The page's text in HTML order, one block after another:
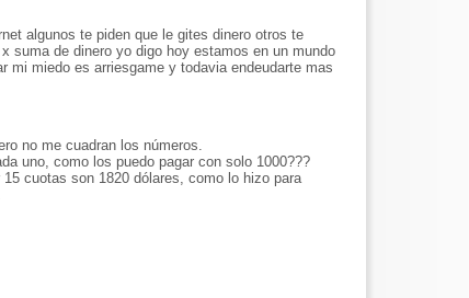
algunos te piden que le gites dinero otros te
suma de dinero yo digo hoy estamos en un mundo
mi miedo es arriesgame y todavia endeudarte mas
no me cuadran los números.
uno, como los puedo pagar con solo 1000???
cuotas son 1820 dólares, como lo hizo para